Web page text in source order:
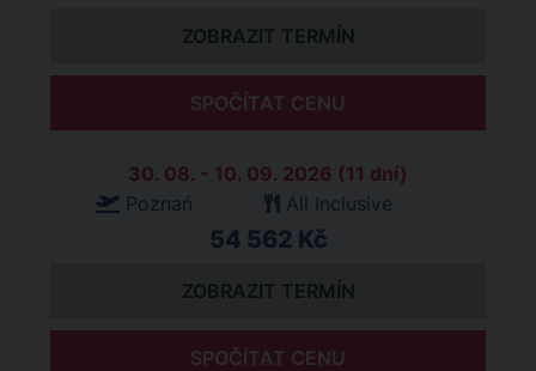
ZOBRAZIT TERMÍN
SPOČÍTAT CENU
30. 08. - 10. 09. 2026 (11 dní)
Poznań
All Inclusive
54 562 Kč
ZOBRAZIT TERMÍN
SPOČÍTAT CENU